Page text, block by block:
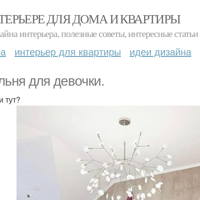
ДЛЯ ДОМА И КВАРТИРЫ
интерьера, полезные советы, интересные статьи
интерьер для квартиры идеи дизайна
для девочки.
тут?